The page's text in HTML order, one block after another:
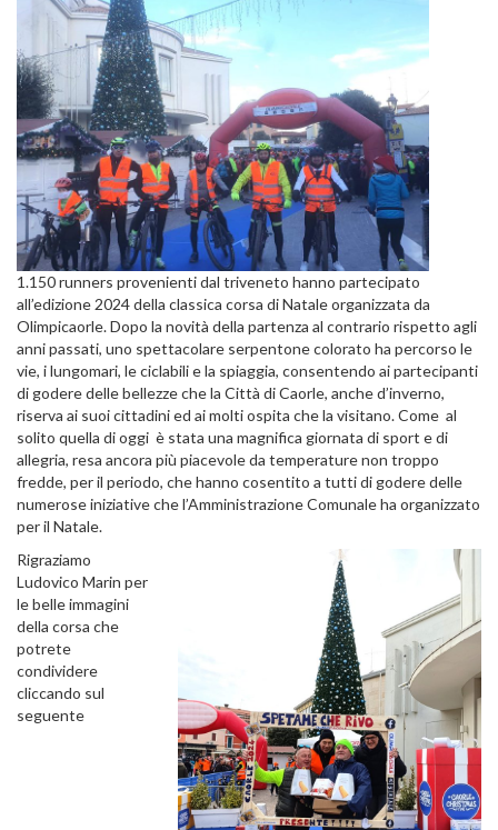
1.150 runners provenienti dal triveneto hanno partecipato
all’edizione 2024 della classica corsa di Natale organizzata da
Olimpicaorle. Dopo la novità della partenza al contrario rispetto agli
anni passati, uno spettacolare serpentone colorato ha percorso le
vie, i lungomari, le ciclabili e la spiaggia, consentendo ai partecipanti
di godere delle bellezze che la Città di Caorle, anche d’inverno,
riserva ai suoi cittadini ed ai molti ospita che la visitano. Come al
solito quella di oggi è stata una magnifica giornata di sport e di
allegria, resa ancora più piacevole da temperature non troppo
fredde, per il periodo, che hanno cosentito a tutti di godere delle
numerose iniziative che l’Amministrazione Comunale ha organizzato
per il Natale.
Rigraziamo
Ludovico Marin per
le belle immagini
della corsa che
potrete
condividere
cliccando sul
seguente